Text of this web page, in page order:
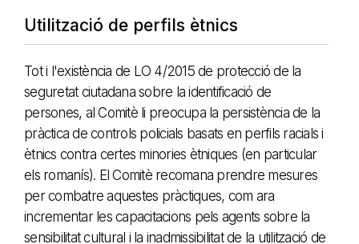
Utilització de perfils ètnics
Tot i l'existència de LO 4/2015 de protecció de la
seguretat ciutadana sobre la identificació de
persones, al Comitè li preocupa la persistència de la
pràctica de controls policials basats en perfils racials i
ètnics contra certes minories ètniques (en particular
els romanís). El Comitè recomana prendre mesures
per combatre aquestes pràctiques, com ara
incrementar les capacitacions pels agents sobre la
sensibilitat cultural i la inadmissibilitat de la utilització de